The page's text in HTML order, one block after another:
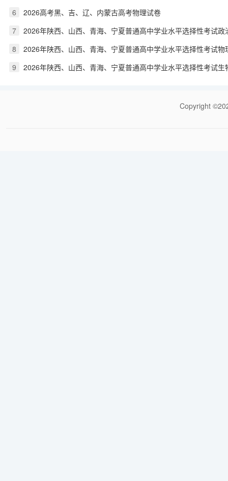
6
2026高考黑、吉、辽、内蒙古高考物理试卷
7
2026年陕西、山西、青海、宁夏普通高中学业水平选择性考试政
8
2026年陕西、山西、青海、宁夏普通高中学业水平选择性考试物
9
2026年陕西、山西、青海、宁夏普通高中学业水平选择性考试生
Copyright